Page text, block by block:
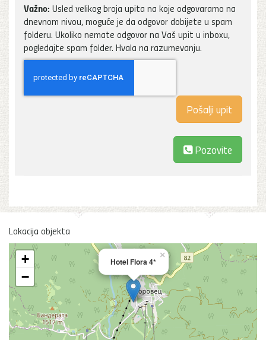
Važno: Usled velikog broja upita na koje odgovaramo na
dnevnom nivou, moguće je da odgovor dobijete u spam
folderu. Ukoliko nemate odgovor na Vaš upit u inboxu,
pogledajte spam folder. Hvala na razumevanju.
Pozovite
Lokacija objekta
Hotel Flora 4*
×
+
−